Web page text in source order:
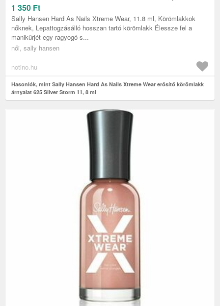
1 350 Ft
Sally Hansen Hard As Nails Xtreme Wear, 11.8 ml, Körömlakkok
nőknek, Lepattogzásálló hosszan tartó körömlakk Élessze fel a
manikűrjét egy ragyogó s...
női, sally hansen
notino.hu
Hasonlók, mint Sally Hansen Hard As Nails Xtreme Wear erősítő körömlakk
árnyalat 625 Silver Storm 11, 8 ml